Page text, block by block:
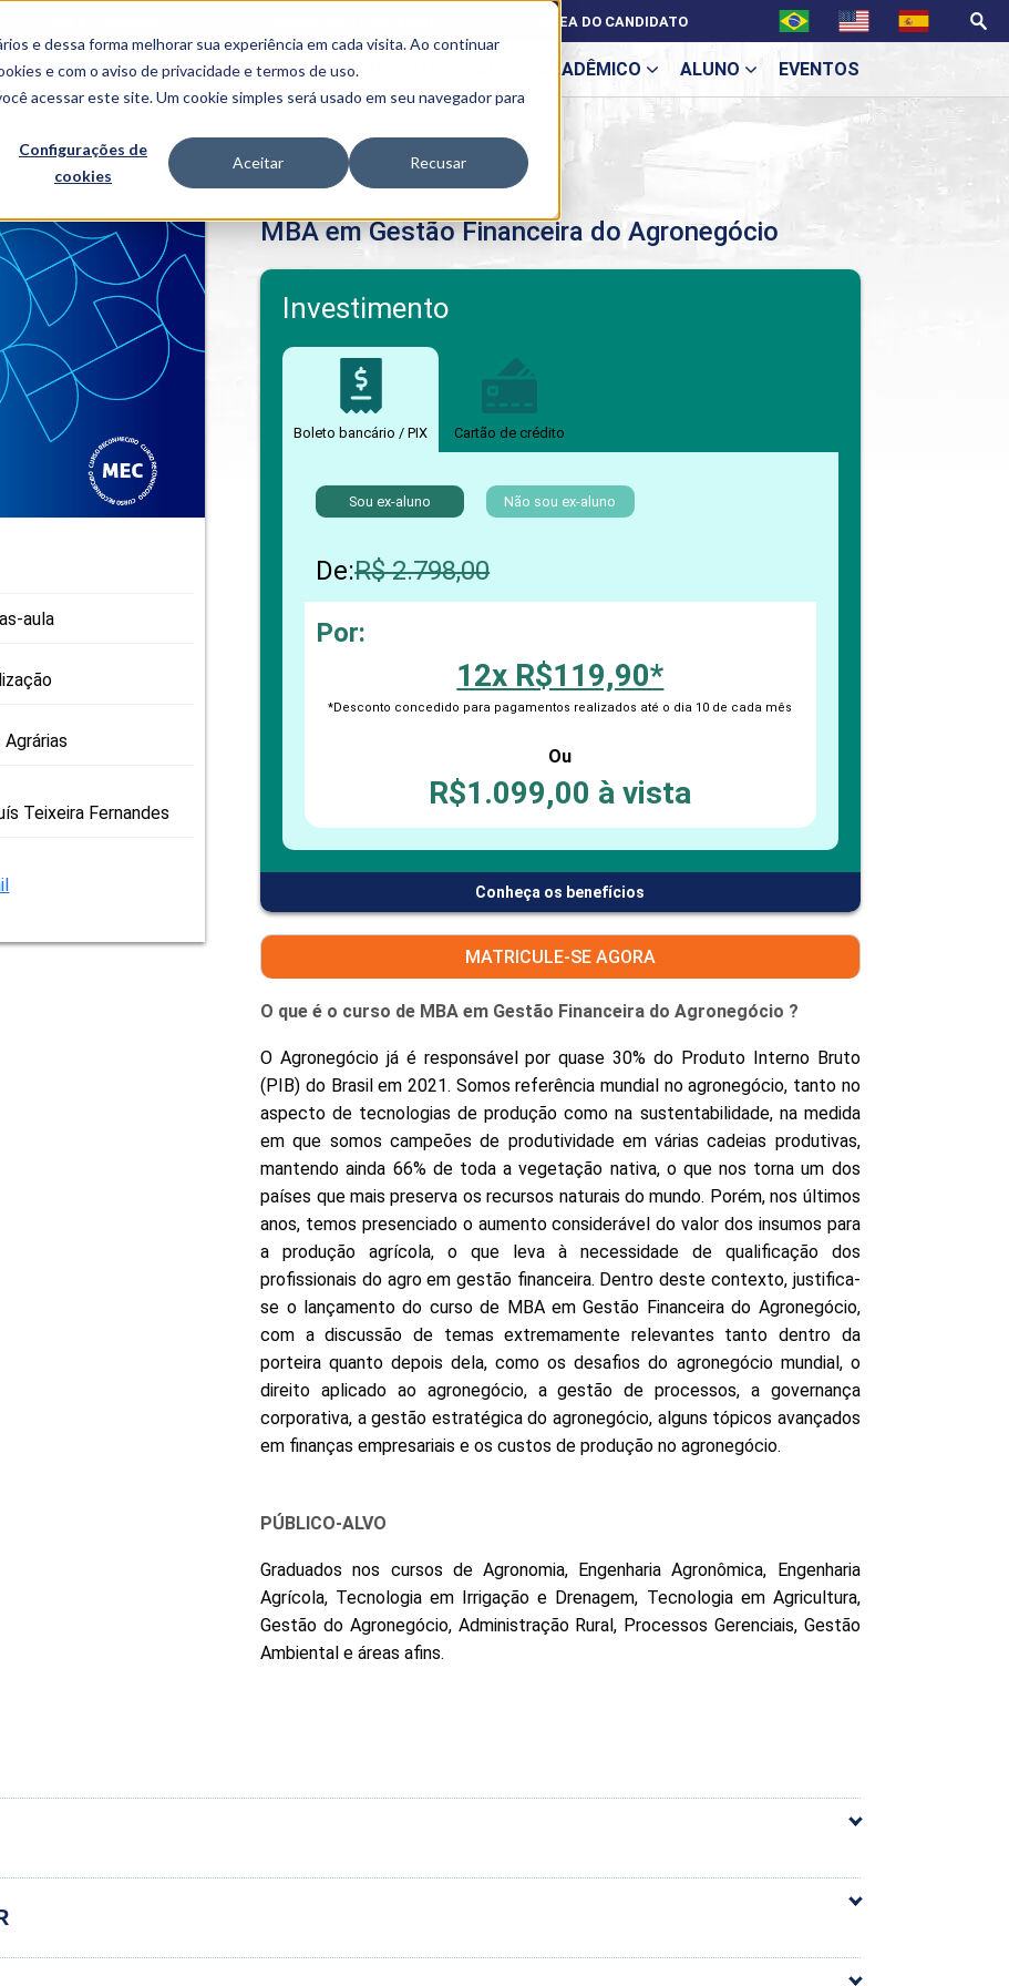
e dessa forma melhorar sua experiência em cada visita. Ao continuar
e com o aviso deprivacidade e termos de uso.
acessar este site. Um cookie simples será usado em seu navegador para
Configurações de
cookies
Aceitar Recusar
BENEFÍCIOS ACADÊMICO
Acadêmicos
PROEST
PAE
PIME
Pesquisa e
MPHU
NIT
PROPEPE
ALUNO EVENTOS
ÁREA DO CANDIDATO
em Gestão Financeira do Agronegócio
aula
Agrárias
Teixeira Fernandes
MBA em Gestão Financeira do Agronegócio
Investimento
Boleto bancário / PIX Cartão de crédito
Sou ex-aluno Não sou ex-aluno
De:R$ 2.798,00
Por:
12x R$119,90*
*Desconto concedido para pagamentos realizados até o dia 10 de cada mês
Ou
R$1.099,00 à vista
Conheça os benefícios
MATRICULE-SE AGORA
O que é o curso de MBA em Gestão Financeira do Agronegócio ?
O Agronegócio já é responsável por quase 30% do Produto Interno Bruto
(PIB) do Brasil em 2021. Somos referência mundial no agronegócio, tanto no
aspecto de tecnologias de produção como na sustentabilidade, na medida
em que somos campeões de produtividade em várias cadeias produtivas,
mantendo ainda 66% de toda a vegetação nativa, o que nos torna um dos
países que mais preserva os recursos naturais do mundo. Porém, nos últimos
anos, temos presenciado o aumento considerável do valor dos insumos para
a produção agrícola, o que leva à necessidade de qualificação dos
profissionais do agro em gestão financeira. Dentro deste contexto, justifica-
se o lançamento do curso de MBA em Gestão Financeira do Agronegócio,
com a discussão de temas extremamente relevantes tanto dentro da
porteira quanto depois dela, como os desafios do agronegócio mundial, o
direito aplicado ao agronegócio, a gestão de processos, a governança
corporativa, a gestão estratégica do agronegócio, alguns tópicos avançados
em finanças empresariais e os custos de produção no agronegócio.
PÚBLICO-ALVO
Graduados nos cursos de Agronomia, Engenharia Agronômica, Engenharia
Agrícola, Tecnologia em Irrigação e Drenagem, Tecnologia em Agricultura,
Gestão do Agronegócio, Administração Rural, Processos Gerenciais, Gestão
Ambiental e áreas afins.